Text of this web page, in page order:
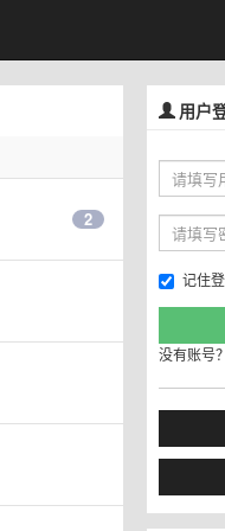
2
用户
记住
没有账号？